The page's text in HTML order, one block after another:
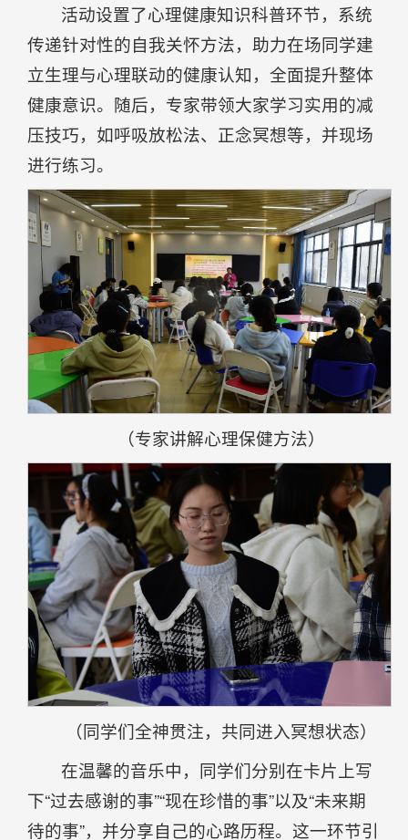
活动设置了心理健康知识科普环节，系统
传递针对性的自我关怀方法，助力在场同学建
立生理与心理联动的健康认知，全面提升整体
健康意识。随后，专家带领大家学习实用的减
压技巧，如呼吸放松法、正念冥想等，并现场
进行练习。
（专家讲解心理保健方法）
（同学们全神贯注，共同进入冥想状态）
在温馨的音乐中，同学们分别在卡片上写
下“过去感谢的事”“现在珍惜的事”以及“未来期
待的事”，并分享自己的心路历程。这一环节引